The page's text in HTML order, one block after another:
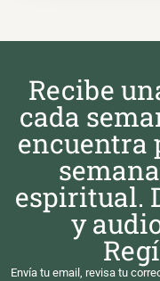
Recibe
cada
encuentra
espiritual.
y
Envía tu email, revisa tu